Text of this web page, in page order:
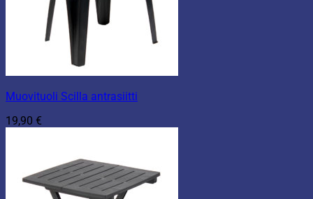
Muovituoli Scilla antrasiitti
19,90 €